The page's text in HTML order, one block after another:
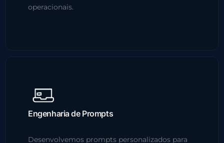
operacionais.
Engenharia de Prompts
Desenvolvemos prompts personalizados para